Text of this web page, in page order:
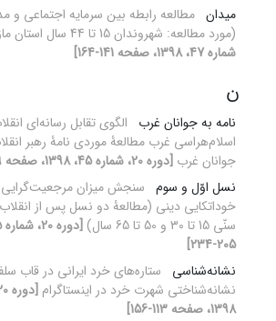
میدان مطالعه رابطه بین سرمایه اجتماعی و
(مورد مطالعه: شهروندان 15 تا 44 سال استان مازندران)
شماره 47، 1398، صفحه 141-164]
ن
نامه به جوانان غرب
الگوی تقابل رسانه‌ای
اسلام‌هراسی غرب مطالعۀ موردی نامۀ رهبر
جوانان غرب [دوره 20، شماره 45، 1398، صفحه 179-208]
نسل اوّل و سوم سنجش میزان
خوداتکایی دینی (مطالعۀ دو نسل پس از
سنّی 15 تا 30 و 50 تا 65 سال)
205-234]
نشانه‌شناسی
ستاره‌های خرد ایرانی در قاب
نشانه‌شناختی شهرت خرد در اینستاگرام
1398، صفحه 113-156]